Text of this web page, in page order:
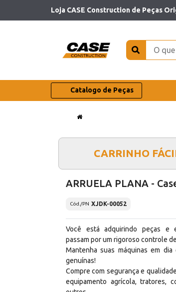
Loja CASE Construction de Peças
Catalogo de Peças
CARRINHO
ARRUELA PLANA -
Cód./PN XJDK-00052
Você está adquirindo peças e
passam por um rigoroso controle
Mantenha suas máquinas em dia
genuínas!
Compre com segurança e
equipamento agrícola, tratores,